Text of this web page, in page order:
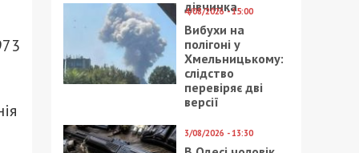
дівчинка
4/08/2026 - 15:00
Вибухи на
полігоні у
Хмельницькому:
слідство
перевіряє дві
версії
3/08/2026 - 13:30